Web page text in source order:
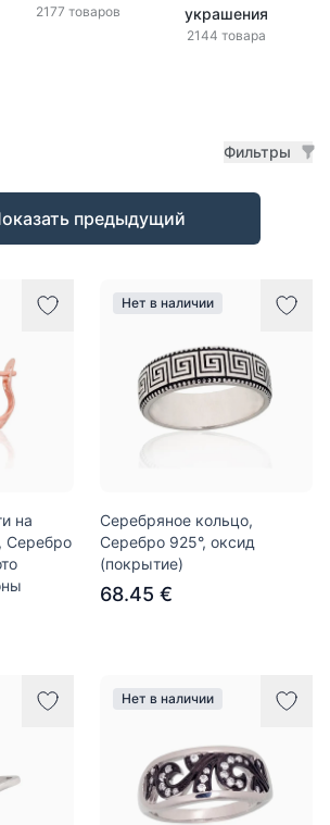
2177 товаров
украшения
2144 товара
Фильтры
предыдущий
на
Серебро
Нет в наличии
Серебряное кольцо,
Серебро 925°, оксид
(покрытие)
68.45 €
Нет в наличии